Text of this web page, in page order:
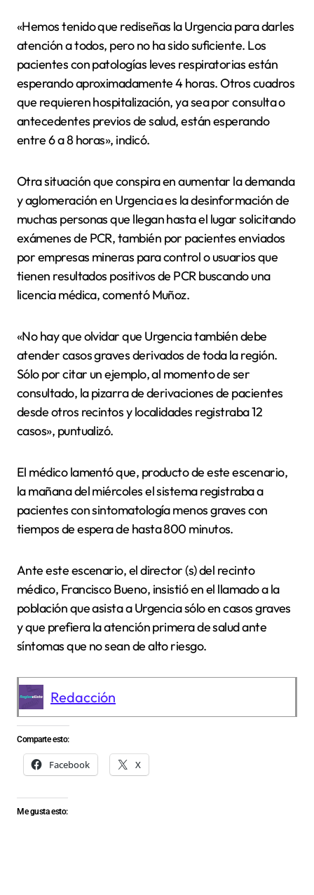
«Hemos tenido que rediseñas la Urgencia para darles
atención a todos, pero no ha sido suficiente. Los
pacientes con patologías leves respiratorias están
esperando aproximadamente 4 horas. Otros cuadros
que requieren hospitalización, ya sea por consulta o
antecedentes previos de salud, están esperando
entre 6 a 8 horas», indicó.
Otra situación que conspira en aumentar la demanda
y aglomeración en Urgencia es la desinformación de
muchas personas que llegan hasta el lugar solicitando
exámenes de PCR, también por pacientes enviados
por empresas mineras para control o usuarios que
tienen resultados positivos de PCR buscando una
licencia médica, comentó Muñoz.
«No hay que olvidar que Urgencia también debe
atender casos graves derivados de toda la región.
Sólo por citar un ejemplo, al momento de ser
consultado, la pizarra de derivaciones de pacientes
desde otros recintos y localidades registraba 12
casos», puntualizó.
El médico lamentó que, producto de este escenario,
la mañana del miércoles el sistema registraba a
pacientes con sintomatología menos graves con
tiempos de espera de hasta 800 minutos.
Ante este escenario, el director (s) del recinto
médico, Francisco Bueno, insistió en el llamado a la
población que asista a Urgencia sólo en casos graves
y que prefiera la atención primera de salud ante
síntomas que no sean de alto riesgo.
Redacción
Comparte esto:
Facebook X
Me gusta esto: